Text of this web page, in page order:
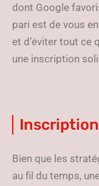
dont Google
pari est de vous
et d’éviter tout ce
une inscription
Bien que les
au fil du temps,